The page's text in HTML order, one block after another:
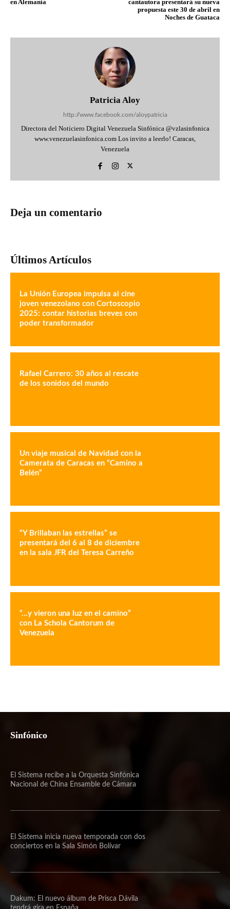
en Alemania
cantautora presentará su nueva
propuesta este 30 de abril en
Noches de Guataca
Patricia Aloy
http://www.facebook.com/aloypatricia
Directora del Noticiero Digital Venezuela Sinfónica @vzlasinfonica
www.venezuelasinfonica.com Los invito a leerlo! Caracas,
Venezuela
Deja un comentario
Últimos Artículos
La Unión Europea impulsa al cine
joven venezolano con Cortoscopio
2025: contar historias breves con
poder transformador
Rafael Carrero: 30 años al rescate
de los sonidos del mundo
Un viaje musical de Navidad con la
Camerata de Caracas en “Camino a
Belén”
“Y Brillaban las estrellas” se
presentará del 6 al 8 de diciembre
en la sala JFR del Teresa Carreño
“…y vieron una luz en el camino”
con La Schola Cantorum de
Venezuela
Sinfónico
El Sistema recibe a la Orquesta Sinfónica
Nacional de China Ensamble de Cámara
El Sistema inicia nueva temporada con dos
conciertos en la Sala Simón Bolívar
Dakum: El nuevo álbum de Prisca Dávila